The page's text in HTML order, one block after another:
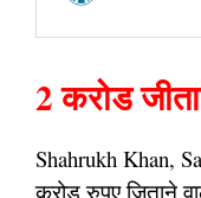
2 करोड
Shahrukh Khan,
करोड रुपए जिताने